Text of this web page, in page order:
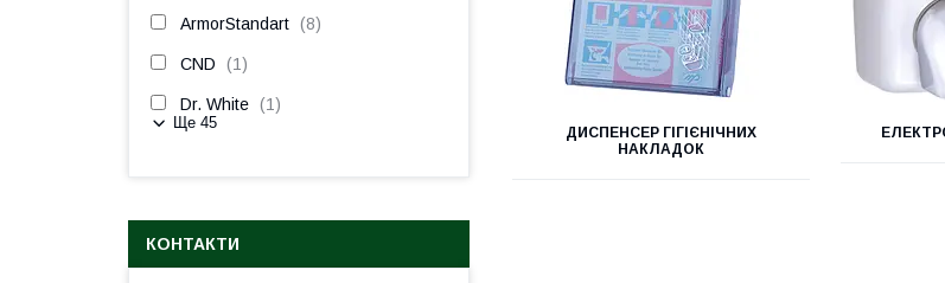
ДИСПЕНСЕР ГІГІЄНІЧНИХ
НАКЛАДОК
ArmorStandart 8
CND 1
Dr. White 1
Ще 45
КОНТАКТИ